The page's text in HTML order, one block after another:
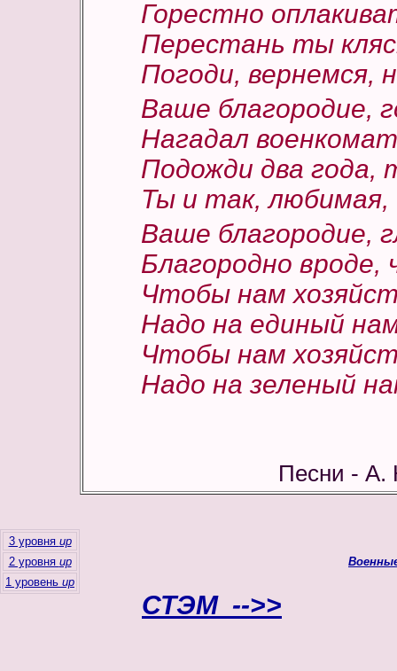
Горестно
Перестань ты
Погоди, вернемся,
Ваше благородие,
Нагадал
Подожди два года,
Ты и так,
Ваше благородие,
Благородно вроде,
Чтобы нам
Надо на единый
Чтобы нам
Надо на зеленый
Песни - А.
3 уровня up
2 уровня up
1 уровень up
СТЭМ -->>